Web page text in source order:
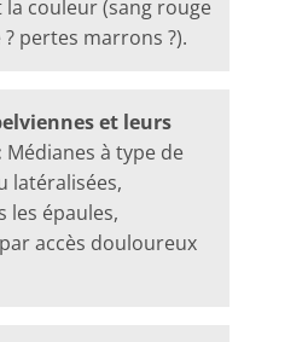
la couleur (sang rouge
? pertes marrons ?).
et leurs
Médianes à type de
latéralisées,
les épaules,
accès douloureux